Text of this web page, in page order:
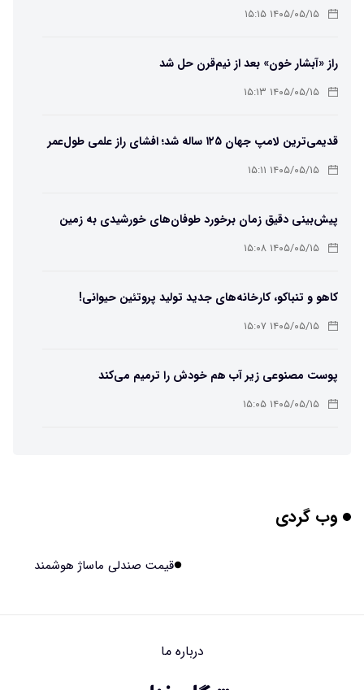
۱۴۰۵/۰۵/۱۵ ۱۵:۱۵
راز «آبشار خون» بعد از نیم‌قرن حل شد
۱۴۰۵/۰۵/۱۵ ۱۵:۱۳
قدیمی‌ترین لامپ جهان ۱۲۵ ساله شد؛ افشای راز علمی طول‌عمر
لامپ سنتنیال
۱۴۰۵/۰۵/۱۵ ۱۵:۱۱
پیش‌بینی دقیق زمان برخورد طوفان‌های خورشیدی به زمین
ممکن شد
۱۴۰۵/۰۵/۱۵ ۱۵:۰۸
کاهو و تنباکو، کارخانه‌های جدید تولید پروتئین حیوانی!
۱۴۰۵/۰۵/۱۵ ۱۵:۰۷
پوست مصنوعی زیر آب هم خودش را ترمیم می‌کند
۱۴۰۵/۰۵/۱۵ ۱۵:۰۵
برنج فضایی چین به مرحله برداشت رسید
وب گردی
قیمت صندلی ماساژ هوشمند
درباره ما